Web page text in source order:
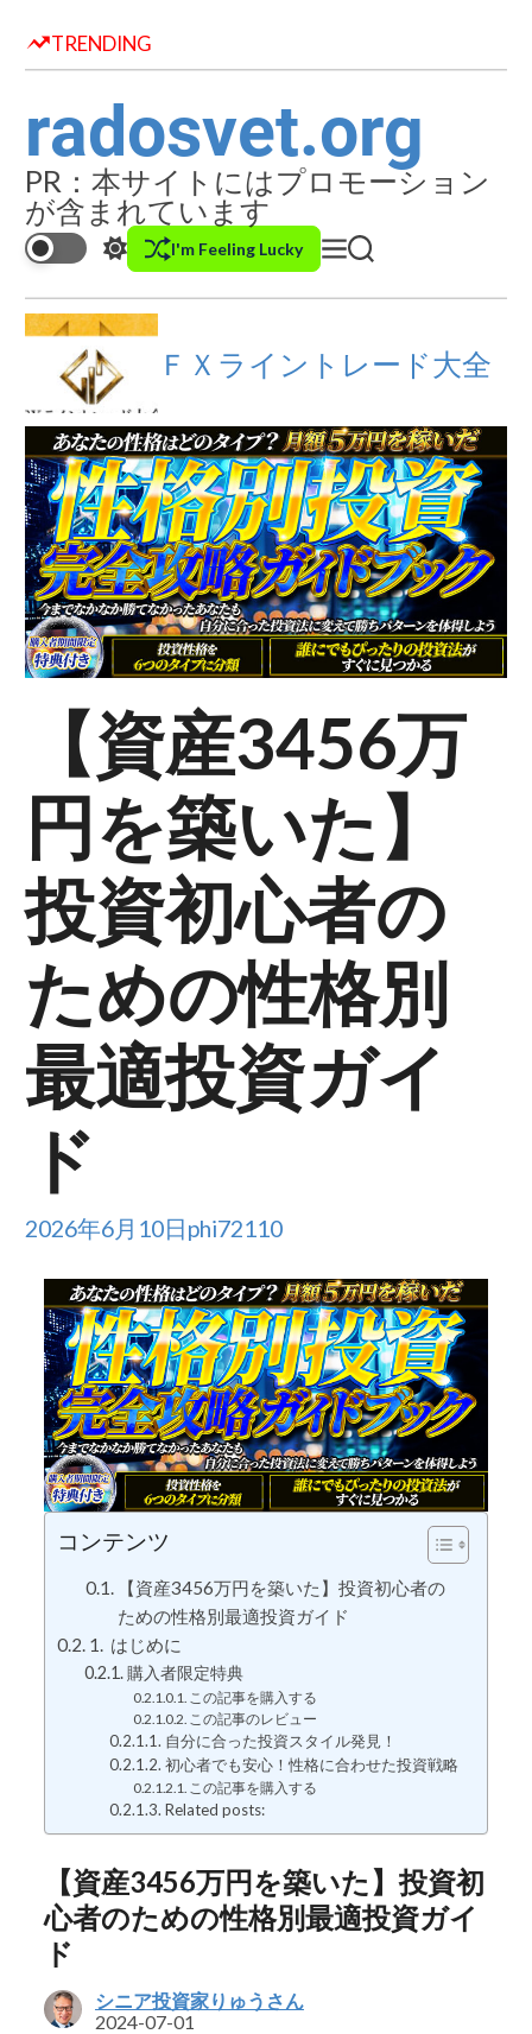
TRENDING
radosvet.org
PR：本サイトにはプロモーション
が含まれています
S
i
t
c
h
c
o
o
r
m
o
d
e
I'm Feeling Lucky
M
n
S
a
ＦＸライントレード大全
【資産3456万
円を築いた】
投資初心者の
ための性格別
最適投資ガイ
ド
2026年6月10日phi72110
コンテンツ
【資産3456万円を築いた】投資初心者の
ための性格別最適投資ガイド
1. はじめに
購入者限定特典
この記事を購入する
この記事のレビュー
自分に合った投資スタイル発見！
初心者でも安心！性格に合わせた投資戦略
この記事を購入する
Related posts:
【資産3456万円を築いた】投資初
心者のための性格別最適投資ガイ
ド
シニア投資家りゅうさん
2024-07-01